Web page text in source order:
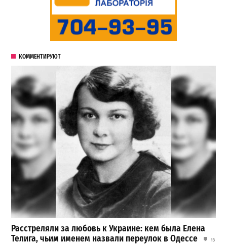
КОММЕНТИРУЮТ
Расстреляли за любовь к Украине: кем была Елена
Телига, чьим именем назвали переулок в Одессе
13